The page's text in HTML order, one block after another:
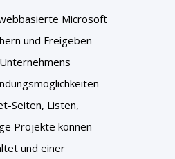
Microsoft
und Freigeben
Seiten, Listen,
Projekte können
und einer